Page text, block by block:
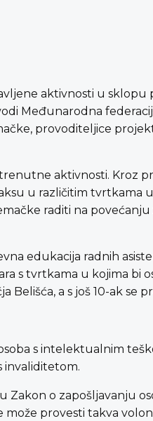
aktivnosti u
Međunarodna
provoditeljice
aktivnosti. Kroz
u različitim tvrtkama
raditi na
edukacija radnih
s tvrtkama u kojima
Belišća, a s još 10-ak se
s intelektualnim
invaliditetom.
Zakon o zapošljavanju
provesti takva